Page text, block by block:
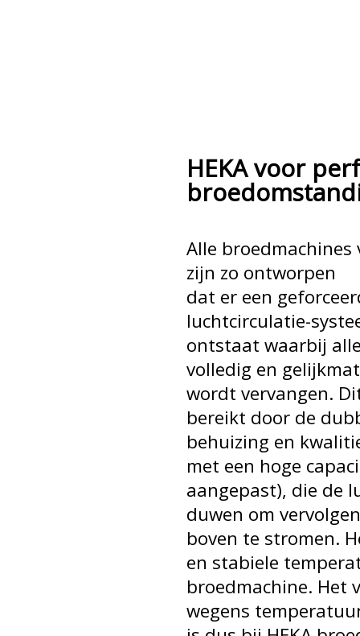
HEKA voor
Alle broedmachines
zijn zo ontworpen
dat er een
luchtcirculatie-
ontstaat waarbij
volledig en
wordt vervangen.
bereikt door de
behuizing en
met een hoge
aangepast), die de
duwen om
boven te stromen.
en stabiele
broedmachine. Het
wegens